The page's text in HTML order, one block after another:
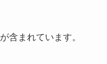
含まれています。